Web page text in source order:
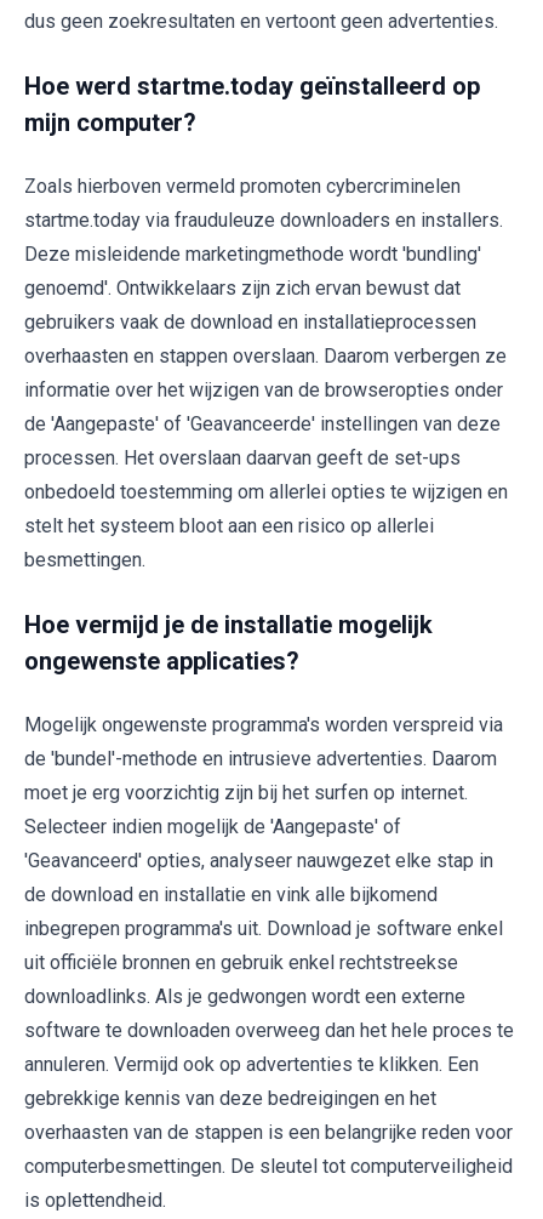
dus geen zoekresultaten en vertoont geen advertenties.
Hoe werd startme.today geïnstalleerd op
mijn computer?
Zoals hierboven vermeld promoten cybercriminelen
startme.today via frauduleuze downloaders en installers.
Deze misleidende marketingmethode wordt 'bundling'
genoemd'. Ontwikkelaars zijn zich ervan bewust dat
gebruikers vaak de download en installatieprocessen
overhaasten en stappen overslaan. Daarom verbergen ze
informatie over het wijzigen van de browseropties onder
de 'Aangepaste' of 'Geavanceerde' instellingen van deze
processen. Het overslaan daarvan geeft de set-ups
onbedoeld toestemming om allerlei opties te wijzigen en
stelt het systeem bloot aan een risico op allerlei
besmettingen.
Hoe vermijd je de installatie mogelijk
ongewenste applicaties?
Mogelijk ongewenste programma's worden verspreid via
de 'bundel'-methode en intrusieve advertenties. Daarom
moet je erg voorzichtig zijn bij het surfen op internet.
Selecteer indien mogelijk de 'Aangepaste' of
'Geavanceerd' opties, analyseer nauwgezet elke stap in
de download en installatie en vink alle bijkomend
inbegrepen programma's uit. Download je software enkel
uit officiële bronnen en gebruik enkel rechtstreekse
downloadlinks. Als je gedwongen wordt een externe
software te downloaden overweeg dan het hele proces te
annuleren. Vermijd ook op advertenties te klikken. Een
gebrekkige kennis van deze bedreigingen en het
overhaasten van de stappen is een belangrijke reden voor
computerbesmettingen. De sleutel tot computerveiligheid
is oplettendheid.